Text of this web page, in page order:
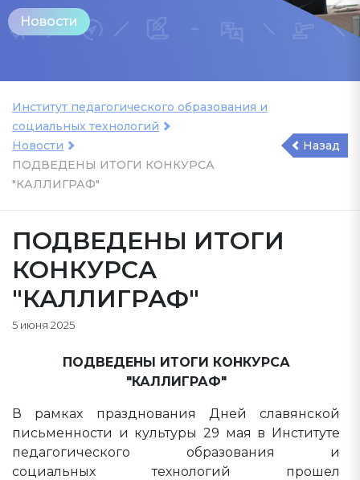
Новости
Институт педагогического образования и
социальных технологий
Новости
ПОДВЕДЕНЫ ИТОГИ КОНКУРСА
"КАЛЛИГРАФ"
Назад
ПОДВЕДЕНЫ ИТОГИ
КОНКУРСА
"КАЛЛИГРАФ"
5 июня 2025
ПОДВЕДЕНЫ ИТОГИ КОНКУРСА
"КАЛЛИГРАФ"
В рамках празднования Дней славянской
письменности и культуры 29 мая в Институте
педагогического образования и
социальных технологий прошел